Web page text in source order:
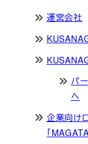
運営会社
パ
へ
企業向け
「